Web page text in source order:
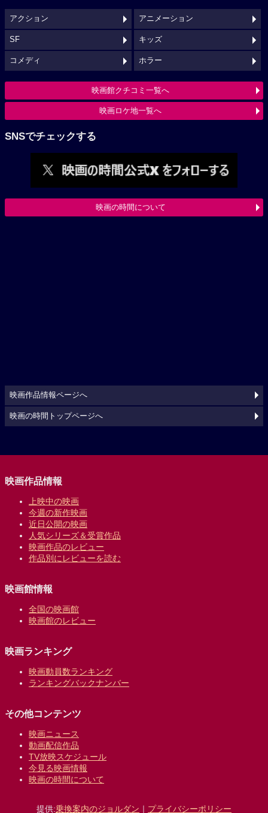
アクション アニメーション
SF キッズ
コメディ ホラー
映画館クチコミ一覧へ
映画ロケ地一覧へ
SNSでチェックする
映画の時間について
映画作品情報ページへ
映画の時間トップページへ
映画作品情報
上映中の映画
今週の新作映画
近日公開の映画
人気シリーズ＆受賞作品
映画作品のレビュー
作品別にレビューを読む
映画館情報
全国の映画館
映画館のレビュー
映画ランキング
映画動員数ランキング
ランキングバックナンバー
その他コンテンツ
映画ニュース
動画配信作品
TV放映スケジュール
今見る映画情報
映画の時間について
提供:乗換案内のジョルダン ｜ プライバシーポリシー